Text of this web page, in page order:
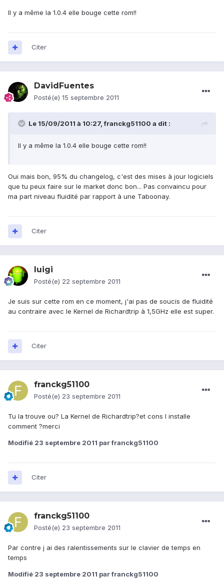
Il y a même la 1.0.4 elle bouge cette rom!!
Citer
DavidFuentes
Posté(e) 15 septembre 2011
Le 15/09/2011 à 10:27, franckg51100 a dit :
Il y a même la 1.0.4 elle bouge cette rom!!
Oui mais bon, 95% du changelog, c'est des mises à jour logiciels
que tu peux faire sur le market donc bon... Pas convaincu pour
ma part niveau fluidité par rapport à une Taboonay.
Citer
luigi
Posté(e) 22 septembre 2011
Je suis sur cette rom en ce moment, j'ai pas de soucis de fluidité
au contraire avec le Kernel de Richardtrip à 1,5GHz elle est super.
Citer
franckg51100
Posté(e) 23 septembre 2011
Tu la trouve ou? La Kernel de Richardtrip?et cons l installe
comment ?merci
Modifié 23 septembre 2011 par franckg51100
Citer
franckg51100
Posté(e) 23 septembre 2011
Par contre j ai des ralentissements sur le clavier de temps en
temps
Modifié 23 septembre 2011 par franckg51100